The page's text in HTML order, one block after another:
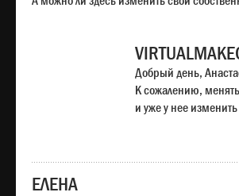
Добрый день,
К сожалению,
и уже у нее изменить
ЕЛЕНА